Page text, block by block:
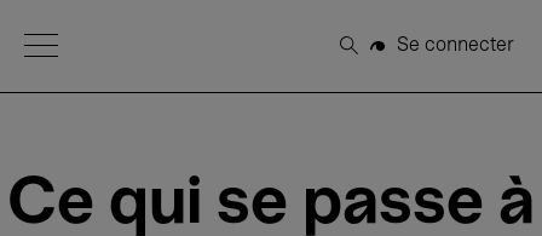
Open Menu
Rechercher
Se connecter
Ce qui se passe à